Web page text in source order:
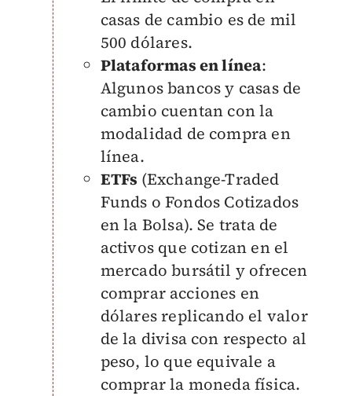
casas de cambio es de mil
500 dólares.
Plataformas en línea:
Algunos bancos y casas de
cambio cuentan con la
modalidad de compra en
línea.
ETFs (Exchange-Traded
Funds o Fondos Cotizados
en la Bolsa). Se trata de
activos que cotizan en el
mercado bursátil y ofrecen
comprar acciones en
dólares replicando el valor
de la divisa con respecto al
peso, lo que equivale a
comprar la moneda física.